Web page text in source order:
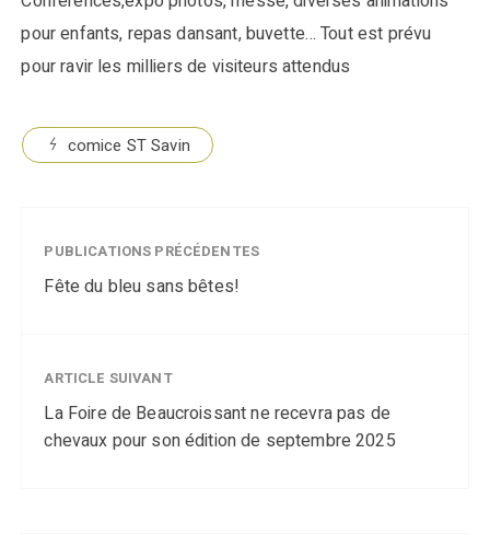
pour enfants, repas dansant, buvette… Tout est prévu
pour ravir les milliers de visiteurs attendus
comice ST Savin
PUBLICATIONS PRÉCÉDENTES
Fête du bleu sans bêtes!
ARTICLE SUIVANT
La Foire de Beaucroissant ne recevra pas de
chevaux pour son édition de septembre 2025